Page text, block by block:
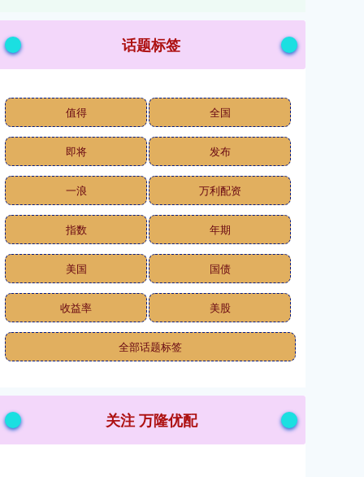
话题标签
值得 全国
即将 发布
一浪 万利配资
指数 年期
美国 国债
收益率 美股
全部话题标签
关注 万隆优配